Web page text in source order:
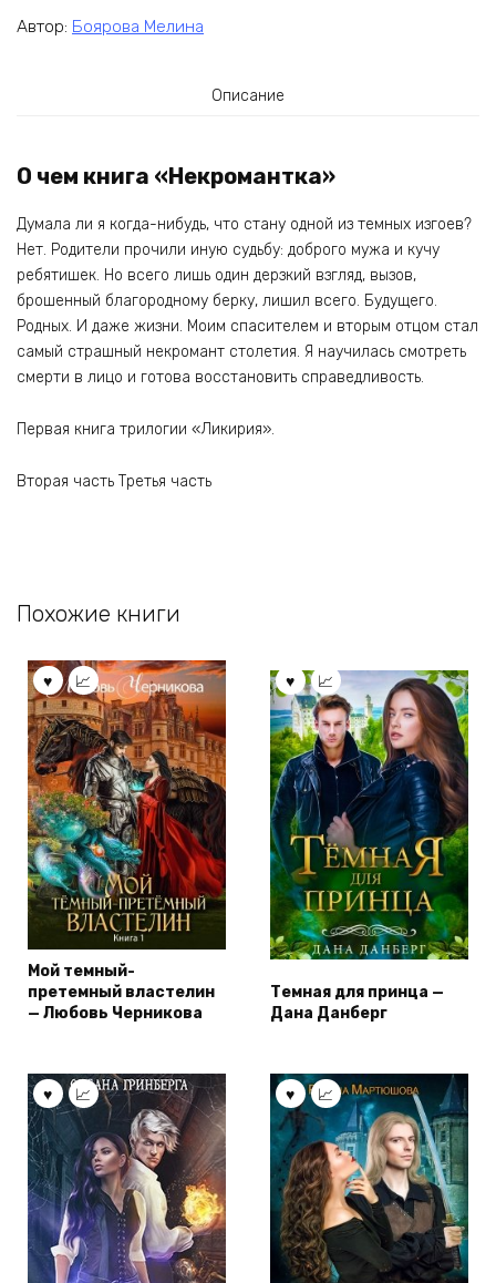
Автор: Боярова Мелина
Описание
О чем книга «Некромантка»
Думала ли я когда-нибудь, что стану одной из темных изгоев?
Нет. Родители прочили иную судьбу: доброго мужа и кучу
ребятишек. Но всего лишь один дерзкий взгляд, вызов,
брошенный благородному берку, лишил всего. Будущего.
Родных. И даже жизни. Моим спасителем и вторым отцом стал
самый страшный некромант столетия. Я научилась смотреть
смерти в лицо и готова восстановить справедливость.
Первая книга трилогии «Ликирия».
Вторая часть Третья часть
Похожие книги
Мой темный-
претемный властелин
— Любовь Черникова
Темная для принца —
Дана Данберг